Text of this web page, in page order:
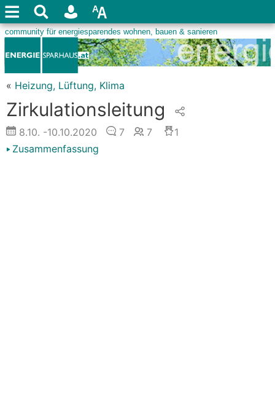
« Heizung, Lüftung, Klima
Zirkulationsleitung
8.10. -10.10.2020 7 7
1
Zusammenfassung